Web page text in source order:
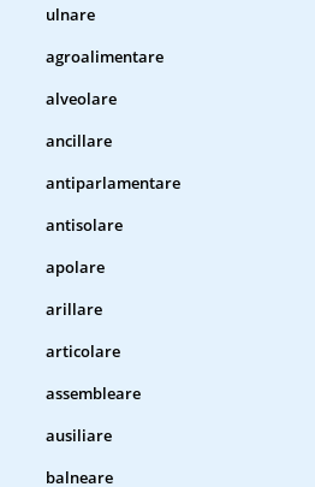
ulnare
agroalimentare
alveolare
ancillare
antiparlamentare
antisolare
apolare
arillare
articolare
assembleare
ausiliare
balneare